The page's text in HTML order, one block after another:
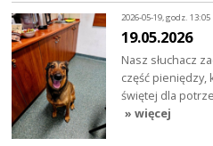
2026-05-19, godz. 13:05
19.05.2026
Nasz słuchacz
część pieniędzy,
świętej dla
» więcej